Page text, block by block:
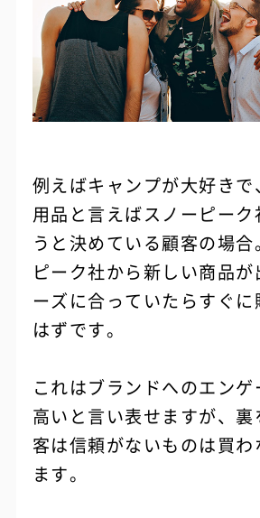
例えばキャンプが大好きで
用品と言えばスノーピーク
うと決めている顧客の場
ピーク社から新しい商品が
ーズに合っていたらすぐに
はずです。
これはブランドへのエン
高いと言い表せますが、裏
客は信頼がないものは買わ
ます。